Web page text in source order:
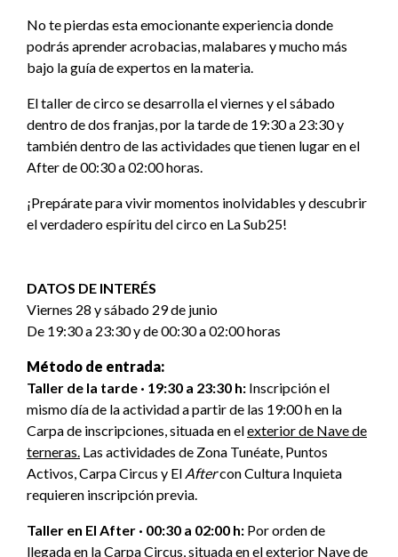
No te pierdas esta emocionante experiencia donde
podrás aprender acrobacias, malabares y mucho más
bajo la guía de expertos en la materia.
El taller de circo se desarrolla el viernes y el sábado
dentro de dos franjas, por la tarde de 19:30 a 23:30 y
también dentro de las actividades que tienen lugar en el
After de 00:30 a 02:00 horas.
¡Prepárate para vivir momentos inolvidables y descubrir
el verdadero espíritu del circo en La Sub25!
DATOS DE INTERÉS
Viernes 28 y sábado 29 de junio
De 19:30 a 23:30 y de 00:30 a 02:00 horas
Método de entrada:
Taller de la tarde · 19:30 a 23:30 h: Inscripción el
mismo día de la actividad a partir de las 19:00 h en la
Carpa de inscripciones, situada en elexterior de Nave de
terneras. Las actividades de Zona Tunéate, Puntos
Activos, Carpa Circus y El Aftercon Cultura Inquieta
requieren inscripción previa.
Taller en El After · 00:30 a 02:00 h: Por orden de
llegada en la Carpa Circus, situada en el exterior Nave de